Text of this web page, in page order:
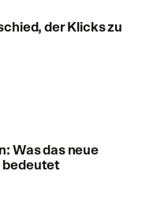
der Klicks zu
Was das neue
bedeutet